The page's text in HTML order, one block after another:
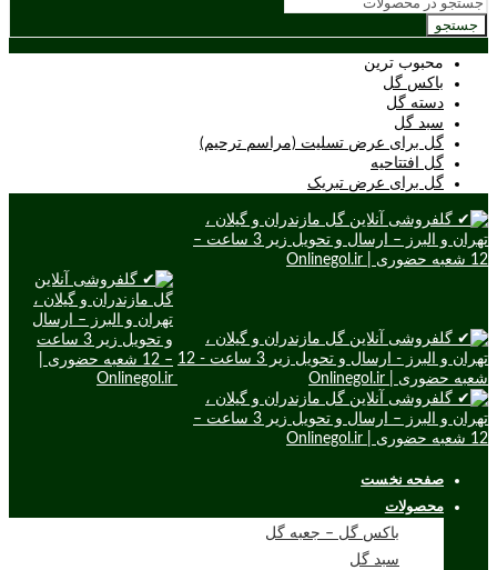
جستجو
محبوب ترین
باکس گل
دسته گل
سبد گل
گل برای عرض تسلیت (مراسم ترحیم)
گل افتتاحیه
گل برای عرض تبریک
صفحه نخست
محصولات
باکس گل – جعبه گل
سبد گل